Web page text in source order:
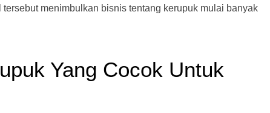
menimbulkan bisnis tentang kerupuk mulai banyak
Yang Cocok Untuk